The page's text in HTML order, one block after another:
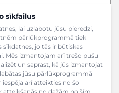
sīkfailus
lai uzlabotu jūsu pieredzi,
pārlūkprogrammā tiek
sīkdatnes, jo tās ir būtiskas
Mēs izmantojam arī trešo pušu
un saprast, kā jūs izmantojat
jūsu pārlūkprogrammā
arī atteikties no šo